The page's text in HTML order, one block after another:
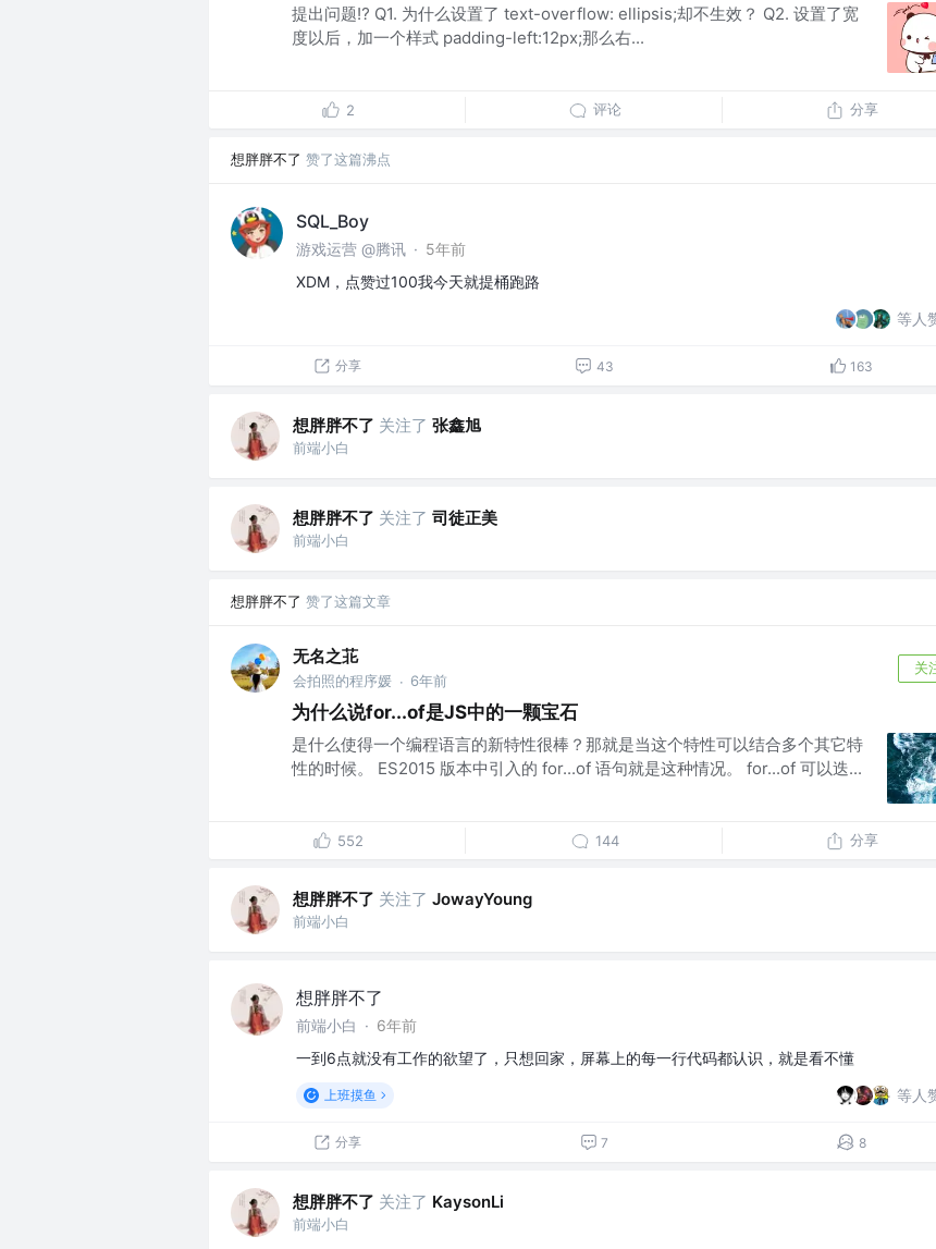
提出问题⁉ Q1. 为什么设置了 text-overflow: ellipsis;却不生效？ Q2. 设置了宽
度以后，加一个样式 padding-left:12px;那么右...
2 评论 分享
想胖胖不了 赞了这篇沸点
SQL_Boy
游戏运营 @腾讯 · 5年前
XDM，点赞过100我今天就提桶跑路
等人
分享 43 163
想胖胖不了 关注了 张鑫旭
前端小白
想胖胖不了 关注了 司徒正美
前端小白
想胖胖不了 赞了这篇文章
无名之苝
会拍照的程序媛 · 6年前
关
为什么说for...of是JS中的一颗宝石
是什么使得一个编程语言的新特性很棒？那就是当这个特性可以结合多个其它特
性的时候。 ES2015 版本中引入的 for...of 语句就是这种情况。 for...of 可以迭...
552 144 分享
想胖胖不了 关注了 JowayYoung
前端小白
想胖胖不了
前端小白 · 6年前
一到6点就没有工作的欲望了，只想回家，屏幕上的每一行代码都认识，就是看不懂
上班摸鱼 等人
分享 7 8
想胖胖不了 关注了 KaysonLi
前端小白